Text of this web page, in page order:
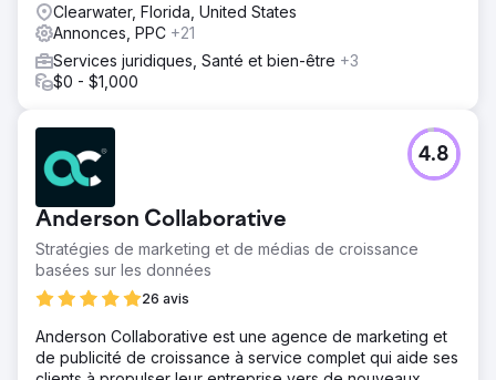
Clearwater, Florida, United States
Annonces, PPC +21
Services juridiques, Santé et bien-être +3
$0 - $1,000
Anderson Collaborative
Stratégies de marketing et de médias de croissance
basées sur les données
26 avis
4.8
Anderson Collaborative est une agence de marketing et
de publicité de croissance à service complet qui aide ses